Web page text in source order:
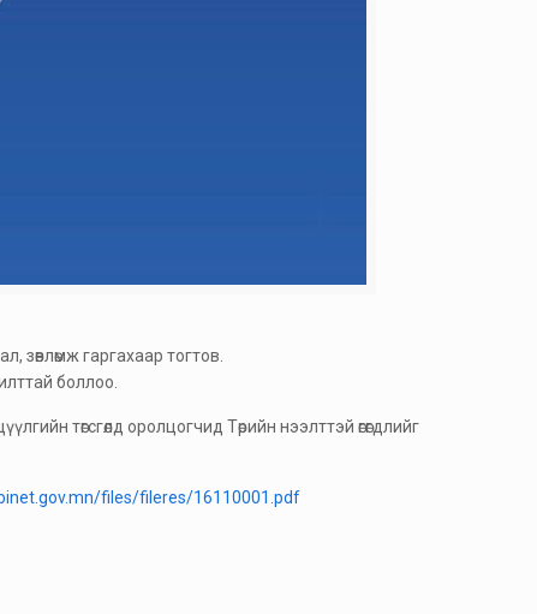
зөвлөмж гаргахаар тогтов.
боллоо.
төгсгөлд оролцогчид Төрийн нээлттэй өгөгдлийг
files/fileres/16110001.pdf